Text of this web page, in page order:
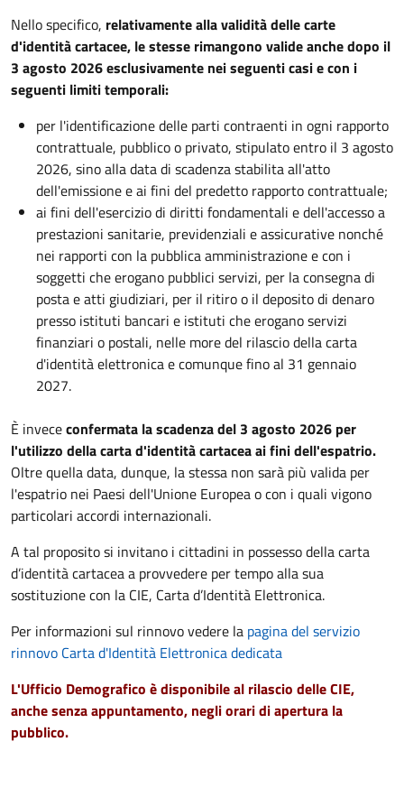
Nello specifico, relativamente alla validità delle carte
d'identità cartacee, le stesse rimangono valide anche dopo il
3 agosto 2026 esclusivamente nei seguenti casi e con i
seguenti limiti temporali:
per l'identificazione delle parti contraenti in ogni rapporto
contrattuale, pubblico o privato, stipulato entro il 3 agosto
2026, sino alla data di scadenza stabilita all'atto
dell'emissione e ai fini del predetto rapporto contrattuale;
ai fini dell'esercizio di diritti fondamentali e dell'accesso a
prestazioni sanitarie, previdenziali e assicurative nonché
nei rapporti con la pubblica amministrazione e con i
soggetti che erogano pubblici servizi, per la consegna di
posta e atti giudiziari, per il ritiro o il deposito di denaro
presso istituti bancari e istituti che erogano servizi
finanziari o postali, nelle more del rilascio della carta
d'identità elettronica e comunque fino al 31 gennaio
2027.
È invececonfermata la scadenza del 3 agosto 2026 per
l'utilizzo della carta d'identità cartacea ai fini dell'espatrio.
Oltre quella data, dunque, la stessa non sarà più valida per
l'espatrio nei Paesi dell'Unione Europea o con i quali vigono
particolari accordi internazionali.
A tal proposito si invitano i cittadini in possesso della carta
d’identità cartacea a provvedere per tempo alla sua
sostituzione con la CIE, Carta d’Identità Elettronica.
Per informazioni sul rinnovo vedere la pagina del servizio
rinnovo Carta d'Identità Elettronica dedicata
L'Ufficio Demografico è disponibile al rilascio delle CIE,
anche senza appuntamento, negli orari di apertura la
pubblico.